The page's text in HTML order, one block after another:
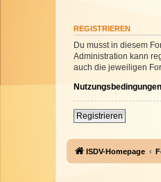
REGISTRIEREN
Du musst in diesem
Administration kann
auch die jeweiligen
Nutzungsbedingungen
Registrieren
ISDV-Homepage